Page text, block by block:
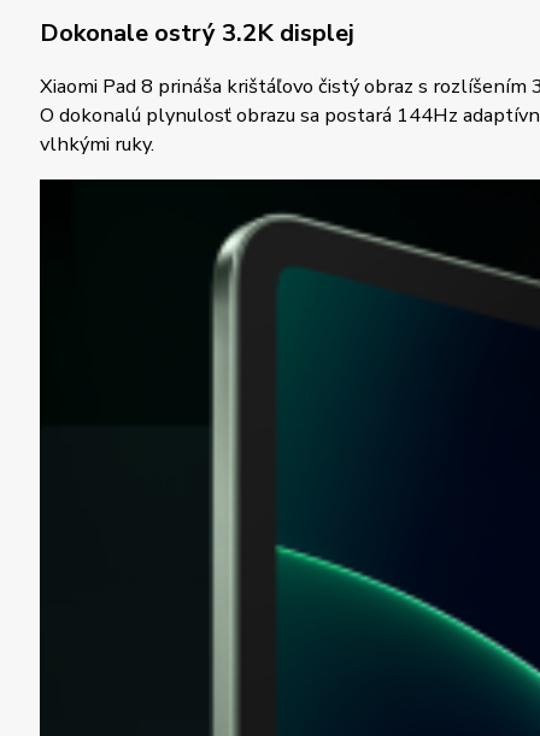
Dokonale ostrý 3.2K displej
Xiaomi Pad 8 prináša krištáľovo čistý obraz s
O dokonalú plynulosť obrazu sa postará 144Hz
vlhkými ruky.